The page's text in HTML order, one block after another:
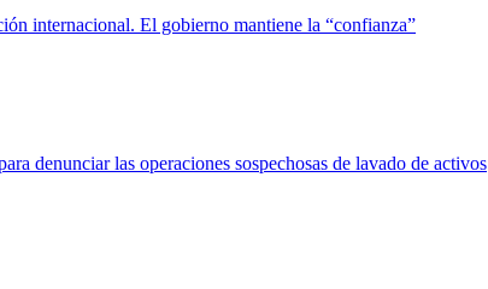
internacional. El gobierno mantiene la “confianza”
denunciar las operaciones sospechosas de lavado de activos